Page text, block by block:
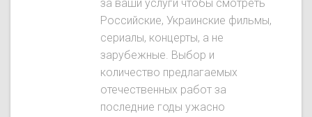
за ваши услуги чтобы смотреть
Российские, Украинские фильмы,
сериалы, концерты, а не
зарубежные. Выбор и
количество предлагаемых
отечественных работ за
последние годы ужасно